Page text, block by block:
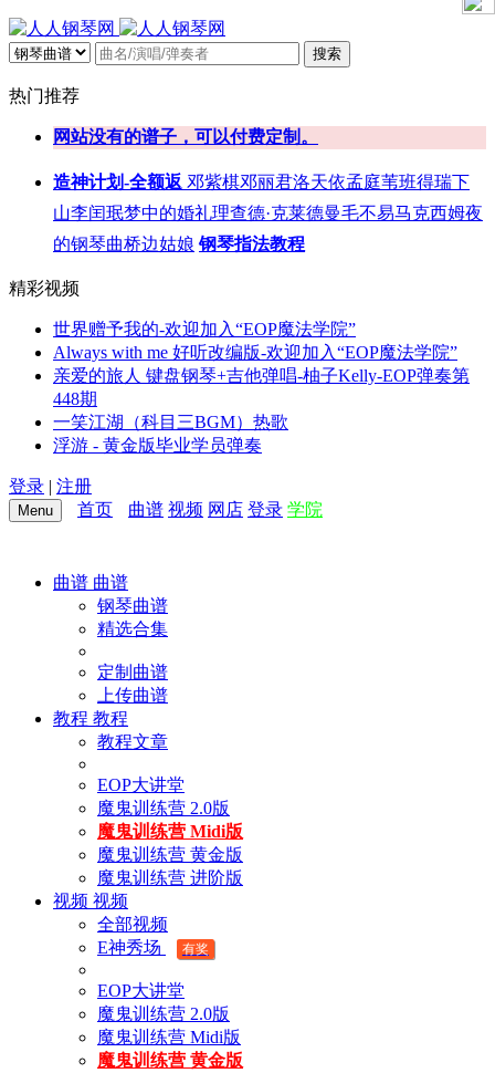
搜索
热门推荐
网站没有的谱子，可以付费定制。
造神计划-全额返 邓紫棋邓丽君洛天依孟庭苇班得瑞下
山李闰珉梦中的婚礼理查德·克莱德曼毛不易马克西姆夜
的钢琴曲桥边姑娘 钢琴指法教程
精彩视频
世界赠予我的-欢迎加入“EOP魔法学院”
Always with me 好听改编版-欢迎加入“EOP魔法学院”
亲爱的旅人 键盘钢琴+吉他弹唱-柚子Kelly-EOP弹奏第
448期
一笑江湖（科目三BGM）热歌
浮游 - 黄金版毕业学员弹奏
登录 | 注册
Menu 首页 曲谱 视频 网店 登录 学院
曲谱 曲谱
钢琴曲谱
精选合集
定制曲谱
上传曲谱
教程 教程
教程文章
EOP大讲堂
魔鬼训练营 2.0版
魔鬼训练营 Midi版
魔鬼训练营 黄金版
魔鬼训练营 进阶版
视频 视频
全部视频
E神秀场
有奖
EOP大讲堂
魔鬼训练营 2.0版
魔鬼训练营 Midi版
魔鬼训练营 黄金版